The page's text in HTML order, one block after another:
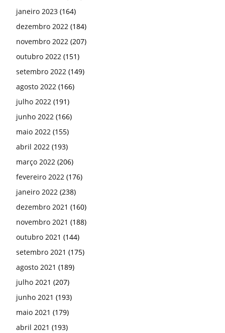
janeiro 2023 (164)
dezembro 2022 (184)
novembro 2022 (207)
outubro 2022 (151)
setembro 2022 (149)
agosto 2022 (166)
julho 2022 (191)
junho 2022 (166)
maio 2022 (155)
abril 2022 (193)
março 2022 (206)
fevereiro 2022 (176)
janeiro 2022 (238)
dezembro 2021 (160)
novembro 2021 (188)
outubro 2021 (144)
setembro 2021 (175)
agosto 2021 (189)
julho 2021 (207)
junho 2021 (193)
maio 2021 (179)
abril 2021 (193)